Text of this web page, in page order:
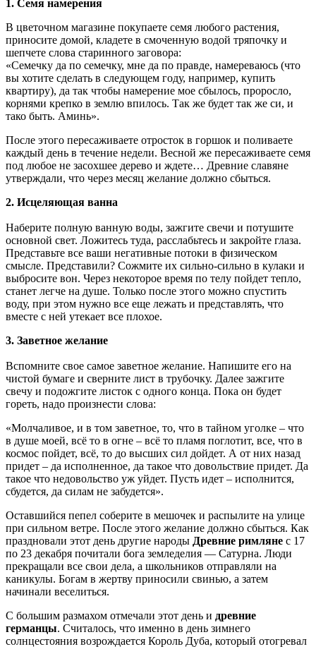
1. Семя намерения
В цветочном магазине покупаете семя любого растения,
приносите домой, кладете в смоченную водой тряпочку и
шепчете слова старинного заговора:
«Семечку да по семечку, мне да по правде, намереваюсь (что
вы хотите сделать в следующем году, например, купить
квартиру), да так чтобы намерение мое сбылось, проросло,
корнями крепко в землю впилось. Так же будет так же си, и
тако быть. Аминь».
После этого пересаживаете отросток в горшок и поливаете
каждый день в течение недели. Весной же пересаживаете семя
под любое не засохшее дерево и ждете… Древние славяне
утверждали, что через месяц желание должно сбыться.
2. Исцеляющая ванна
Наберите полную ванную воды, зажгите свечи и потушите
основной свет. Ложитесь туда, расслабьтесь и закройте глаза.
Представьте все ваши негативные потоки в физическом
смысле. Представили? Сожмите их сильно-сильно в кулаки и
выбросите вон. Через некоторое время по телу пойдет тепло,
станет легче на душе. Только после этого можно спустить
воду, при этом нужно все еще лежать и представлять, что
вместе с ней утекает все плохое.
3. Заветное желание
Вспомните свое самое заветное желание. Напишите его на
чистой бумаге и сверните лист в трубочку. Далее зажгите
свечу и подожгите листок с одного конца. Пока он будет
гореть, надо произнести слова:
«Молчаливое, и в том заветное, то, что в тайном уголке – что
в душе моей, всё то в огне – всё то пламя поглотит, все, что в
космос пойдет, всё, то до высших сил дойдет. А от них назад
придет – да исполненное, да такое что довольствие придет. Да
такое что недовольство уж уйдет. Пусть идет – исполнится,
сбудется, да силам не забудется».
Оставшийся пепел соберите в мешочек и распылите на улице
при сильном ветре. После этого желание должно сбыться. Как
праздновали этот день другие народы Древние римляне с 17
по 23 декабря почитали бога земледелия — Сатурна. Люди
прекращали все свои дела, а школьников отправляли на
каникулы. Богам в жертву приносили свинью, а затем
начинали веселиться.
С большим размахом отмечали этот день и древние
германцы. Считалось, что именно в день зимнего
солнцестояния возрождается Король Дуба, который отогревал